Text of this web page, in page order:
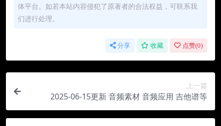
体平台。如若本站内容侵犯了原著者的合法权益，可联系我
们进行处理。
分享 收藏 点赞(0)
上一篇
2025-06-15更新 音频素材 音频应用 吉他谱等